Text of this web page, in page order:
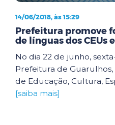
14/06/2018, às 15:29
Prefeitura promove
de línguas dos CEUs
No dia 22 de junho,
Prefeitura de
de Educação, Cultura,
[saiba mais]